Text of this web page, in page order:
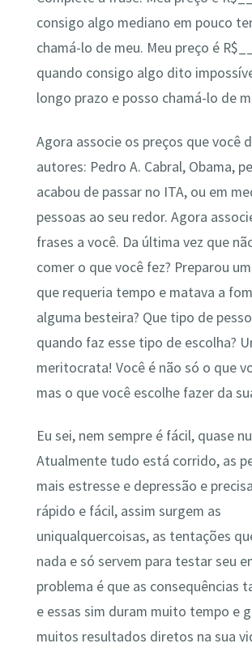
consigo algo mediano em pouco
chamá-lo de meu. Meu preço é
quando consigo algo dito
longo prazo e posso chamá-lo de
Agora associe os preços que você
autores: Pedro A. Cabral, Obama,
acabou de passar no ITA, ou em
pessoas ao seu redor. Agora
frases a você. Da última vez que
comer o que você fez? Preparou
que requeria tempo e matava a
alguma besteira? Que tipo de
quando faz esse tipo de escolha?
meritocrata! Você é não só o que
mas o que você escolhe fazer da
Eu sei, nem sempre é fácil, quase
Atualmente tudo está corrido, as
mais estresse e depressão e
rápido e fácil, assim surgem as
uniqualquercoisas, as tentações
nada e só servem para testar seu
problema é que as consequências
e essas sim duram muito tempo e
muitos resultados diretos na sua